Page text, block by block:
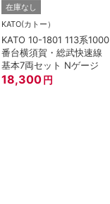
在庫なし
KATO(カトー）
KATO 10-1801 113系1000
番台横須賀・総武快速線
基本7両セット Nゲージ
18,300 円